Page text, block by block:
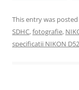
This entry was posted
SDHC,fotografie,
specificatii NIKON